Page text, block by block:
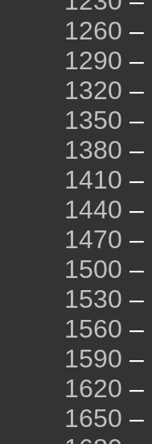
1260 –
1290 –
1320 –
1350 –
1380 –
1410 –
1440 –
1470 –
1500 –
1530 –
1560 –
1590 –
1620 –
1650 –